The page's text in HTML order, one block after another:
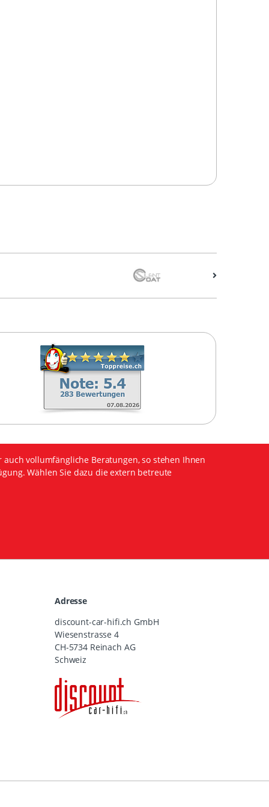
vollumfängliche Beratungen, so stehen Ihnen
Wählen Sie dazu die extern betreute
Adresse
discount-car-hifi.ch GmbH
Wiesenstrasse 4
CH-5734 Reinach AG
Schweiz